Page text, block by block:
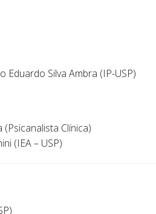
Eduardo Silva Ambra (IP-USP)
(Psicanalista Clínica)
(IEA – USP)